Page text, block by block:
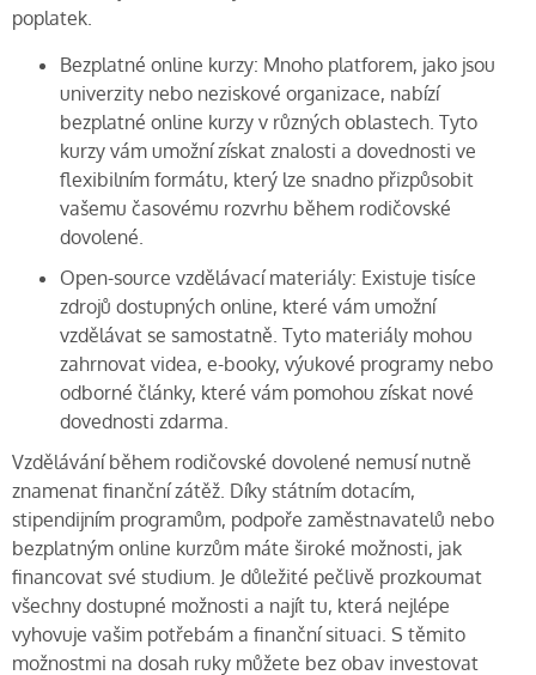
poplatek.
Bezplatné online kurzy: Mnoho platforem, jako jsou
univerzity nebo neziskové organizace, nabízí
bezplatné online kurzy v různých oblastech. Tyto
kurzy vám umožní získat znalosti a dovednosti ve
flexibilním formátu, který lze snadno přizpůsobit
vašemu časovému rozvrhu během rodičovské
dovolené.
Open-source vzdělávací materiály: Existuje tisíce
zdrojů dostupných online, které vám umožní
vzdělávat se samostatně. Tyto materiály mohou
zahrnovat videa, e-booky, výukové programy nebo
odborné články, které vám pomohou získat nové
dovednosti zdarma.
Vzdělávání během rodičovské dovolené nemusí nutně
znamenat finanční zátěž. Díky státním dotacím,
stipendijním programům, podpoře zaměstnavatelů nebo
bezplatným online kurzům máte široké možnosti, jak
financovat své studium. Je důležité pečlivě prozkoumat
všechny dostupné možnosti a najít tu, která nejlépe
vyhovuje vašim potřebám a finanční situaci. S těmito
možnostmi na dosah ruky můžete bez obav investovat